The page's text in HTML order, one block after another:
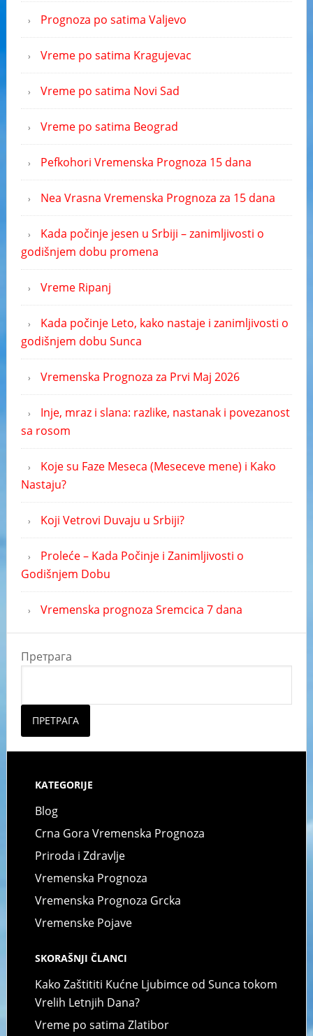
Prognoza po satima Valjevo
Vreme po satima Kragujevac
Vreme po satima Novi Sad
Vreme po satima Beograd
Pefkohori Vremenska Prognoza 15 dana
Nea Vrasna Vremenska Prognoza za 15 dana
Kada počinje jesen u Srbiji – zanimljivosti o
godišnjem dobu promena
Vreme Ripanj
Kada počinje Leto, kako nastaje i zanimljivosti o
godišnjem dobu Sunca
Vremenska Prognoza za Prvi Maj 2026
Inje, mraz i slana: razlike, nastanak i povezanost
sa rosom
Koje su Faze Meseca (Meseceve mene) i Kako
Nastaju?
Koji Vetrovi Duvaju u Srbiji?
Proleće – Kada Počinje i Zanimljivosti o
Godišnjem Dobu
Vremenska prognoza Sremcica 7 dana
Претрага
ПРЕТРАГА
KATEGORIJE
Blog
Crna Gora Vremenska Prognoza
Priroda i Zdravlje
Vremenska Prognoza
Vremenska Prognoza Grcka
Vremenske Pojave
SKORAŠNJI ČLANCI
Kako Zaštititi Kućne Ljubimce od Sunca tokom
Vrelih Letnjih Dana?
Vreme po satima Zlatibor